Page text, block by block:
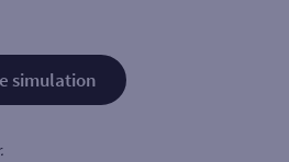
simulation